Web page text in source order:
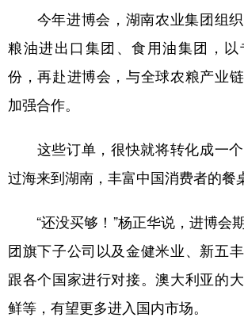
北京 天津 河北
辽宁 吉林 上海
广东 广西 海南
四川 贵州 云南
陕西 甘肃 青海
新疆 内蒙古 黑龙江
多语种频道
今年进博会，湖南农业集团组织
粮油进出口集团、食用油集团，
份，再赴进博会，与全球农粮产业
加强合作。
这些订单，很快就将转化成一个
过海来到湖南，丰富中国消费者的餐
“还没买够！”杨正华说，进博会
团旗下子公司以及金健米业、新五
跟各个国家进行对接。澳大利亚的
鲜等，有望更多进入国内市场。